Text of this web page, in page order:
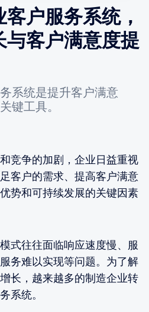
户服务系统，
与客户满意度提
系统是提升客户满意
键工具。
竞争的加剧，企业日益重视
客户的需求、提高客户满意
势和可持续发展的关键因素
式往往面临响应速度慢、服
务难以实现等问题。为了解
长，越来越多的制造企业转
系统。